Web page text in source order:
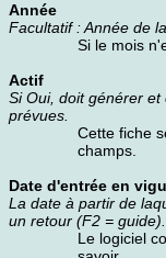
Année
Facultatif : Année de
Si le mois
Actif
Si Oui, doit générer
prévues.
Cette fiche
champs.
Date d'entrée en
La date à partir de
un retour (F2 = guide).
Le logiciel